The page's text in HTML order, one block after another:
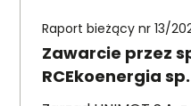
Raport bieżący nr 13/
Zawarcie przez
RCEkoenergia
wieloletniej na